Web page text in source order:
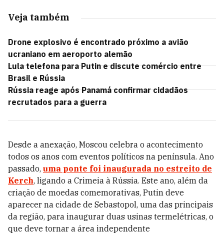
Veja também
Drone explosivo é encontrado próximo a avião
ucraniano em aeroporto alemão
Lula telefona para Putin e discute comércio entre
Brasil e Rússia
Rússia reage após Panamá confirmar cidadãos
recrutados para a guerra
Desde a anexação, Moscou celebra o acontecimento
todos os anos com eventos políticos na península. Ano
passado, uma ponte foi inaugurada no estreito de
Kerch, ligando a Crimeia à Rússia. Este ano, além da
criação de moedas comemorativas, Putin deve
aparecer na cidade de Sebastopol, uma das principais
da região, para inaugurar duas usinas termelétricas, o
que deve tornar a área independente